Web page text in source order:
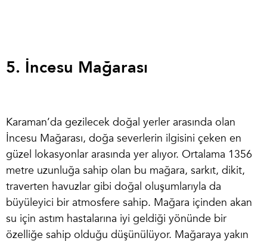
5. İncesu Mağarası
Karaman’da gezilecek doğal yerler arasında olan
İncesu Mağarası, doğa severlerin ilgisini çeken en
güzel lokasyonlar arasında yer alıyor. Ortalama 1356
metre uzunluğa sahip olan bu mağara, sarkıt, dikit,
traverten havuzlar gibi doğal oluşumlarıyla da
büyüleyici bir atmosfere sahip. Mağara içinden akan
su için astım hastalarına iyi geldiği yönünde bir
özelliğe sahip olduğu düşünülüyor. Mağaraya yakın